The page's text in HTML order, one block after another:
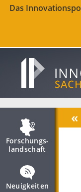
Das
Forschungs­
landschaft
Neuigkeiten
«